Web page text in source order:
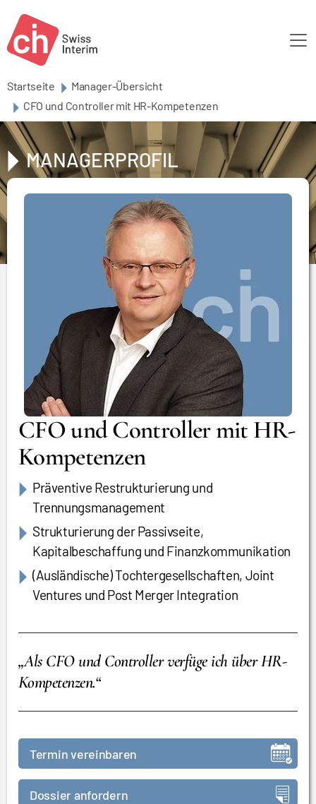
Startseite
Manager-Übersicht
CFO und Controller mit HR-Kompetenzen
MANAGERPROFIL
CFO und Controller mit HR-
Kompetenzen
Präventive Restrukturierung und
Trennungsmanagement
Strukturierung der Passivseite,
Kapitalbeschaffung und Finanzkommunikation
(Ausländische) Tochtergesellschaften, Joint
Ventures und Post Merger Integration
„Als CFO und Controller verfüge ich über HR-
Kompetenzen.“
Termin vereinbaren
Dossier anfordern